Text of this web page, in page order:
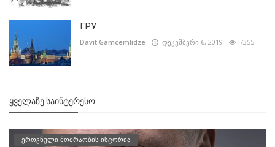
ГРУ
Davit.Gamcemlidze დეკემბერი 6, 2019 7355
ᲧᲕᲔᲚᲐᲖᲔ ᲡᲐᲘᲜᲢᲔᲠᲔᲡᲝ
ეროვნული მოძრაობის ისტორია